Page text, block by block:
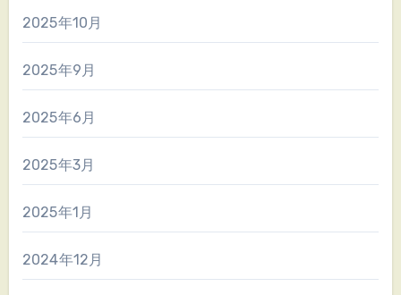
2025年10月
2025年9月
2025年6月
2025年3月
2025年1月
2024年12月